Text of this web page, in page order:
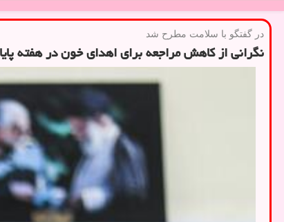
در گفتگو با سلامت مطرح شد
نگرانی از کاهش مراجعه برای اهدای خون در هفته